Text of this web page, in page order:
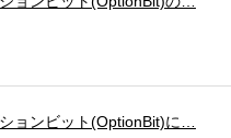
ョンビット(OptionBit)に…